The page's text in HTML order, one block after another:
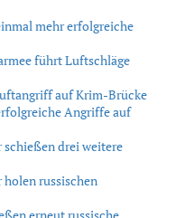
mehr erfolgreiche
führt Luftschläge
auf Krim-Brücke
Angriffe auf
drei weitere
russischen